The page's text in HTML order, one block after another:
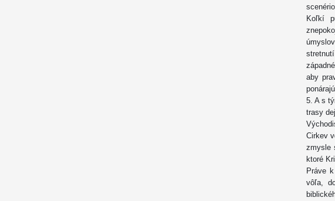
Koľkí
aby
5. A s
trasy
Cirkev
zmysle
ktoré
Práve
vôľa,